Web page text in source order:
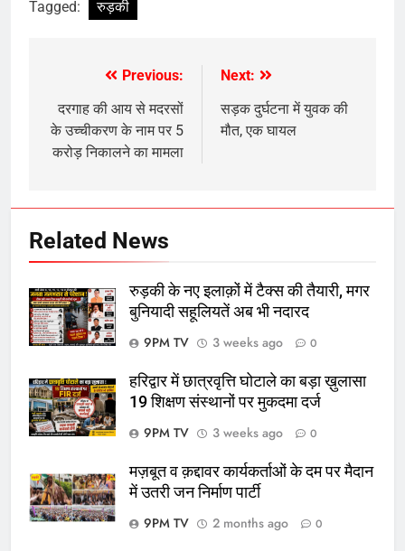
Tagged: रुड़की
navigation
Previous:
दरगाह की आय से मदरसों
के उच्चीकरण के नाम पर 5
करोड़ निकालने का मामला
Next:
सड़क दुर्घटना में युवक की
मौत, एक घायल
Related News
रुड़की के नए इलाक़ों में टैक्स की तैयारी, मगर
बुनियादी सहूलियतें अब भी नदारद
9PM TV
3 weeks ago 0
हरिद्वार में छात्रवृत्ति घोटाले का बड़ा ख़ुलासा
19 शिक्षण संस्थानों पर मुकदमा दर्ज
9PM TV
3 weeks ago 0
मज़बूत व क़द्दावर कार्यकर्ताओं के दम पर मैदान
में उतरी जन निर्माण पार्टी
9PM TV
2 months ago 0